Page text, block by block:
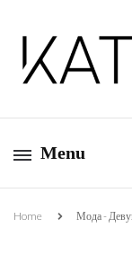
Menu
Home Мода -